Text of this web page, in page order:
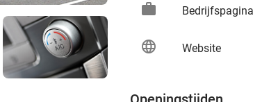
work Bedrijfspagina
language Website